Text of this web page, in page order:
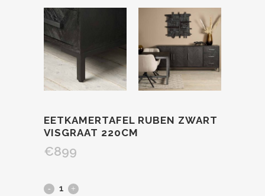
EETKAMERTAFEL RUBEN ZWART
VISGRAAT 220CM
€899